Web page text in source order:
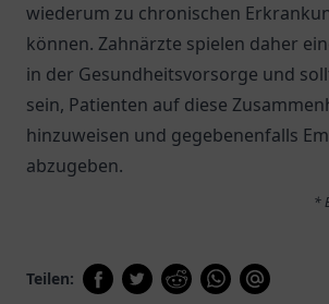
wiederum zu chronischen
können. Zahnärzte spielen daher
in der Gesundheitsvorsorge und
sein, Patienten auf diese
hinzuweisen und gegebenenfalls
abzugeben.
*
Teilen: